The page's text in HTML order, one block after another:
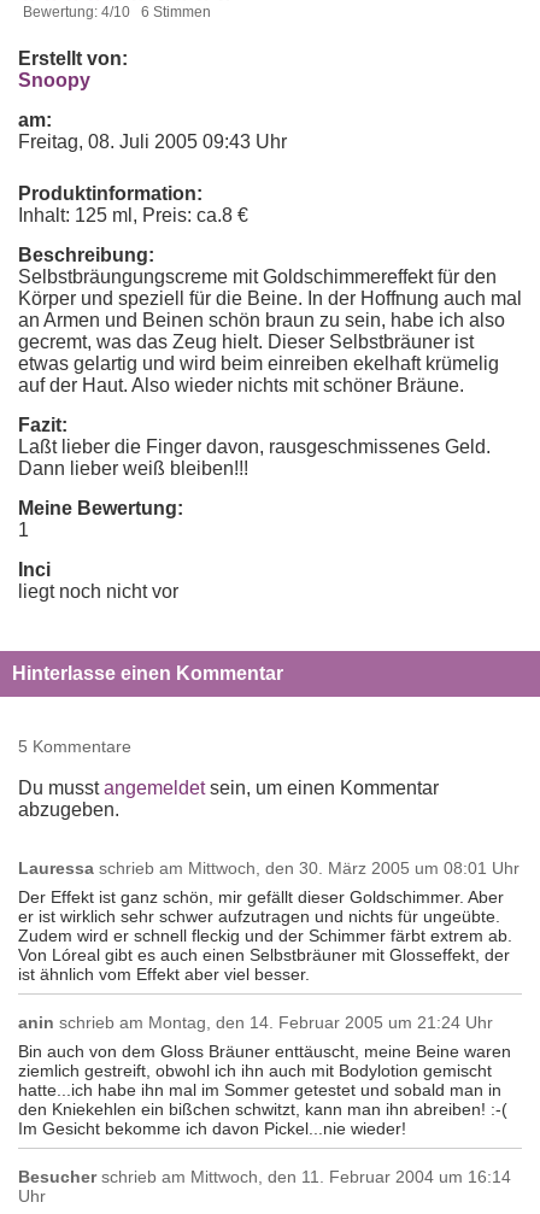
Bewertung: 4/10 6 Stimmen
Erstellt von:
Snoopy
am:
Freitag, 08. Juli 2005 09:43 Uhr
Produktinformation:
Inhalt: 125 ml, Preis: ca.8 €
Beschreibung:
Selbstbräungungscreme mit Goldschimmereffekt für den
Körper und speziell für die Beine. In der Hoffnung auch mal
an Armen und Beinen schön braun zu sein, habe ich also
gecremt, was das Zeug hielt. Dieser Selbstbräuner ist
etwas gelartig und wird beim einreiben ekelhaft krümelig
auf der Haut. Also wieder nichts mit schöner Bräune.
Fazit:
Laßt lieber die Finger davon, rausgeschmissenes Geld.
Dann lieber weiß bleiben!!!
Meine Bewertung:
1
Inci
liegt noch nicht vor
Hinterlasse einen Kommentar
5 Kommentare
Du musstangemeldetsein, um einen Kommentar
abzugeben.
Lauressa schrieb am Mittwoch, den 30. März 2005 um 08:01 Uhr
Der Effekt ist ganz schön, mir gefällt dieser Goldschimmer. Aber
er ist wirklich sehr schwer aufzutragen und nichts für ungeübte.
Zudem wird er schnell fleckig und der Schimmer färbt extrem ab.
Von Lóreal gibt es auch einen Selbstbräuner mit Glosseffekt, der
ist ähnlich vom Effekt aber viel besser.
anin schrieb am Montag, den 14. Februar 2005 um 21:24 Uhr
Bin auch von dem Gloss Bräuner enttäuscht, meine Beine waren
ziemlich gestreift, obwohl ich ihn auch mit Bodylotion gemischt
hatte...ich habe ihn mal im Sommer getestet und sobald man in
den Kniekehlen ein bißchen schwitzt, kann man ihn abreiben! :-(
Im Gesicht bekomme ich davon Pickel...nie wieder!
Besucher schrieb am Mittwoch, den 11. Februar 2004 um 16:14
Uhr